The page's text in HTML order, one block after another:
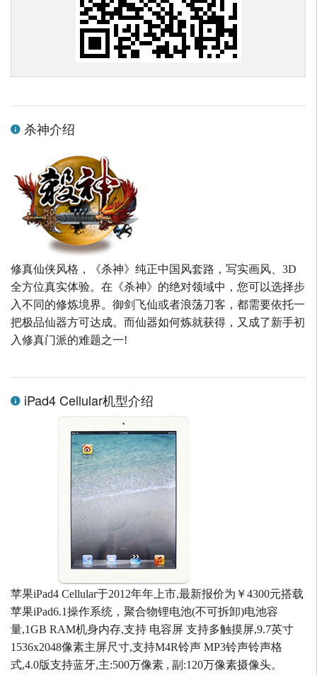
杀神介绍
修真仙侠风格，《杀神》纯正中国风套路，写实画风、3D
全方位真实体验。在《杀神》的绝对领域中，您可以选择步
入不同的修炼境界。御剑飞仙或者浪荡刀客，都需要依托一
把极品仙器方可达成。而仙器如何炼就获得，又成了新手初
入修真门派的难题之一!
iPad4 Cellular机型介绍
苹果iPad4 Cellular于2012年年上市,最新报价为￥4300元搭载
苹果iPad6.1操作系统，聚合物锂电池(不可拆卸)电池容
量,1GB RAM机身内存,支持 电容屏 支持多触摸屏,9.7英寸
1536x2048像素主屏尺寸,支持M4R铃声 MP3铃声铃声格
式,4.0版支持蓝牙,主:500万像素 , 副:120万像素摄像头。